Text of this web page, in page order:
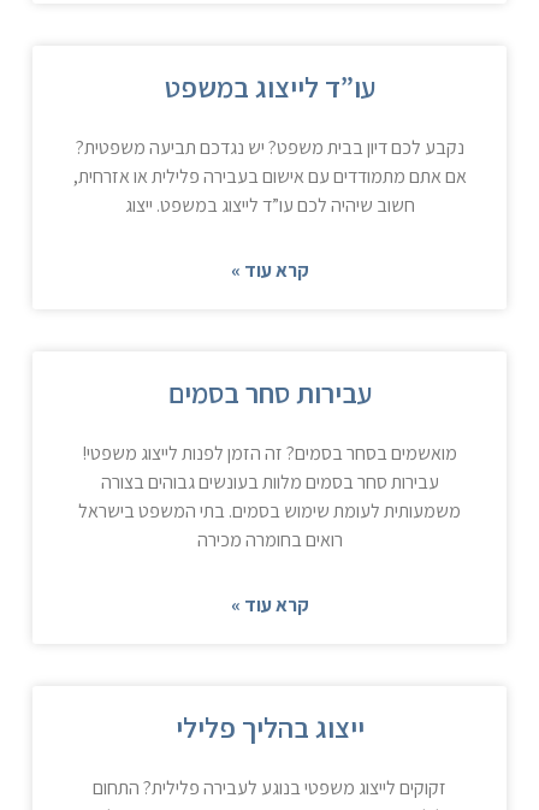
עו”ד לייצוג במשפט
נקבע לכם דיון בבית משפט? יש נגדכם תביעה משפטית?
אם אתם מתמודדים עם אישום בעבירה פלילית או אזרחית,
חשוב שיהיה לכם עו”ד לייצוג במשפט. ייצוג
קרא עוד »
עבירות סחר בסמים
מואשמים בסחר בסמים? זה הזמן לפנות לייצוג משפטי!
עבירות סחר בסמים מלוות בעונשים גבוהים בצורה
משמעותית לעומת שימוש בסמים. בתי המשפט בישראל
רואים בחומרה מכירה
קרא עוד »
ייצוג בהליך פלילי
זקוקים לייצוג משפטי בנוגע לעבירה פלילית? התחום